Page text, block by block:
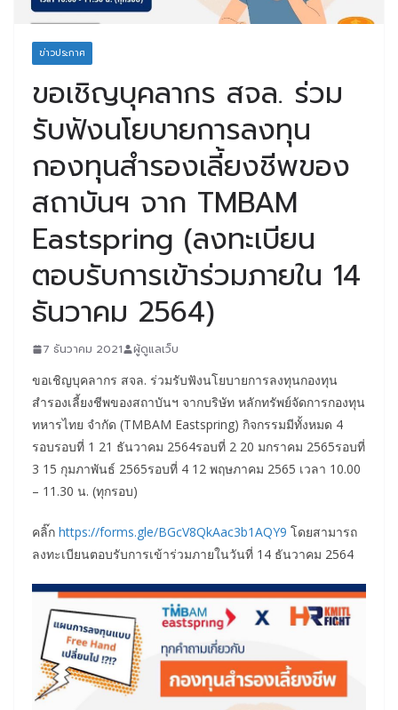
ข่าวประกาศ
ขอเชิญบุคลากร สจล. ร่วม
รับฟังนโยบายการลงทุน
กองทุนสำรองเลี้ยงชีพของ
สถาบันฯ จาก TMBAM
Eastspring (ลงทะเบียน
ตอบรับการเข้าร่วมภายใน 14
ธันวาคม 2564)
7 ธันวาคม 2021 ผู้ดูแลเว็บ
ขอเชิญบุคลากร สจล. ร่วมรับฟังนโยบายการลงทุนกองทุน
สำรองเลี้ยงชีพของสถาบันฯ จากบริษัท หลักทรัพย์จัดการกองทุน
ทหารไทย จำกัด (TMBAM Eastspring) กิจกรรมมีทั้งหมด 4
รอบรอบที่ 1 21 ธันวาคม 2564รอบที่ 2 20 มกราคม 2565รอบที่
3 15 กุมภาพันธ์ 2565รอบที่ 4 12 พฤษภาคม 2565 เวลา 10.00
– 11.30 น. (ทุกรอบ)
คลิ๊ก https://forms.gle/BGcV8QkAac3b1AQY9 โดยสามารถ
ลงทะเบียนตอบรับการเข้าร่วมภายในวันที่ 14 ธันวาคม 2564